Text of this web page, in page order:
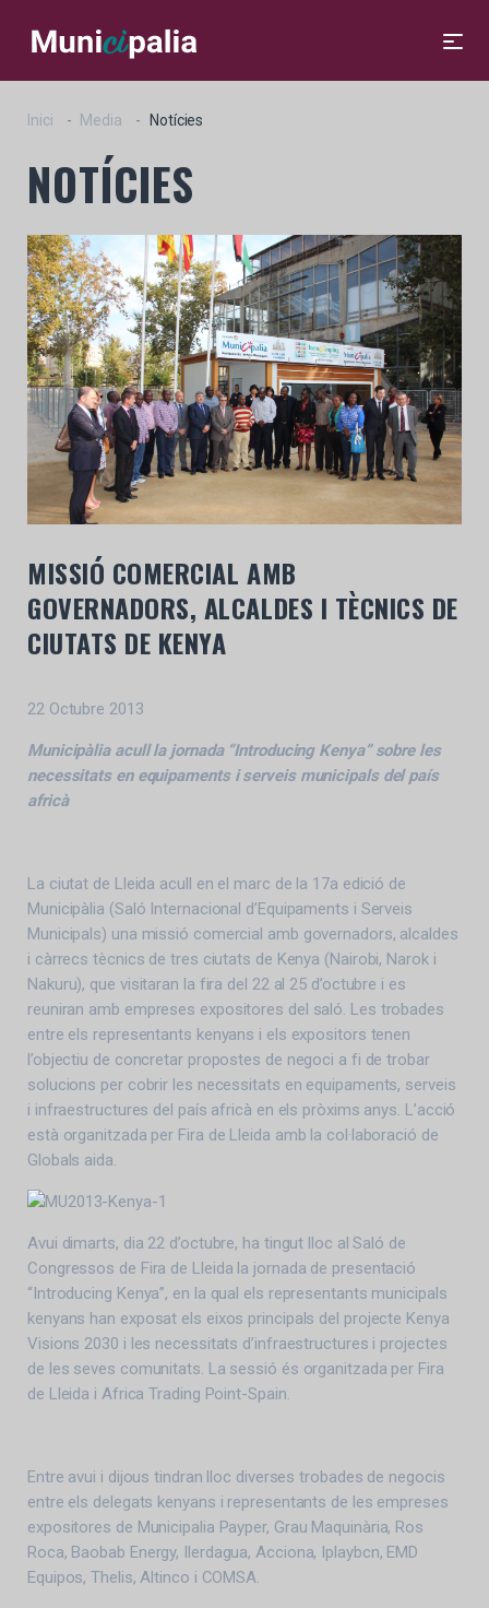
Inici Media Notícies
NOTÍCIES
MISSIÓ COMERCIAL AMB
GOVERNADORS, ALCALDES I TÈCNICS DE
CIUTATS DE KENYA
22 Octubre 2013
Municipàlia acull la jornada “Introducing Kenya” sobre les
necessitats en equipaments i serveis municipals del país
africà
La ciutat de Lleida acull en el marc de la 17a edició de
Municipàlia (Saló Internacional d’Equipaments i Serveis
Municipals) una missió comercial amb governadors, alcaldes
i càrrecs tècnics de tres ciutats de Kenya (Nairobi, Narok i
Nakuru), que visitaran la fira del 22 al 25 d’octubre i es
reuniran amb empreses expositores del saló. Les trobades
entre els representants kenyans i els expositors tenen
l’objectiu de concretar propostes de negoci a fi de trobar
solucions per cobrir les necessitats en equipaments, serveis
i infraestructures del país africà en els pròxims anys. L’acció
està organitzada per Fira de Lleida amb la col·laboració de
Globals aida.
Avui dimarts, dia 22 d’octubre, ha tingut lloc al Saló de
Congressos de Fira de Lleida la jornada de presentació
“Introducing Kenya”, en la qual els representants municipals
kenyans han exposat els eixos principals del projecte Kenya
Visions 2030 i les necessitats d’infraestructures i projectes
de les seves comunitats. La sessió és organitzada per Fira
de Lleida i Africa Trading Point-Spain.
Entre avui i dijous tindran lloc diverses trobades de negocis
entre els delegats kenyans i representants de les empreses
expositores de Municipalia Payper, Grau Maquinària, Ros
Roca, Baobab Energy, Ilerdagua, Acciona, Iplaybcn, EMD
Equipos, Thelis, Altinco i COMSA.